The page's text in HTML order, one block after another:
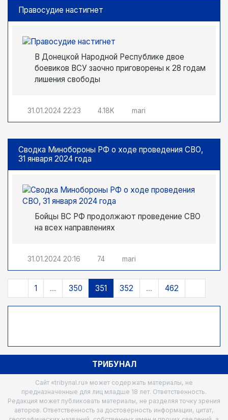
Правосудие настигнет
В Донецкой Народной Республике двое
боевиков ВСУ заочно приговорены к 28 годам
лишения свободы
31.01.2024 22:23 4.18K mari
Сводка Минобороны РФ о ходе проведения СВО,
31 января 2024 года
Бойцы ВС РФ продолжают проведение СВО
на всех направлениях
31.01.2024 20:16 74 mari
1 ... 350 351 352 ... 462
ТРИБУНАЛ
Сайт «tribynal.ru» может содержать материалы, не
предназначенные для лиц младше 18 лет. Ответственность.
Редакция может публиковать материалы, не разделяя точку зрения
авторов. Ответственность за достоверность информации, цитат,